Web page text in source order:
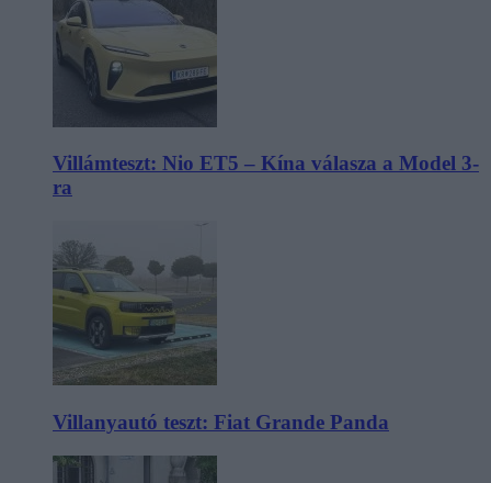
Villámteszt: Nio ET5 – Kína válasza a Model 3-
ra
Villanyautó teszt: Fiat Grande Panda